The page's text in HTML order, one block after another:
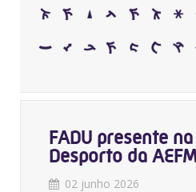
FADU presente
Desporto da
02 junho 2026